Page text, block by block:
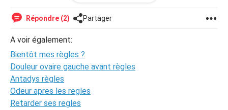
j'appuie ça gargouille'et il est un peu dur !
J'ai eu une puberté précose (poils pubien/aiselles seins
(80/85a) à 9/10ans avant ma soeur qui avait 13 ans )
Et la depuis plus de 2 mois j'ai des pertes blanches
Est ce que mes règles c'est pour bientôt ? (je m'inquiète
je vaus en 4eme et toutes les fille que je connais on leurs
regles )
Désoler pour le roman .
Pouvez-vous me répondre s'il vous plait !
Répondre (2) Partager
A voir également:
Bientôt mes règles ?
Douleur ovaire gauche avant règles
Antadys règles
Odeur apres les regles
Retarder ses regles